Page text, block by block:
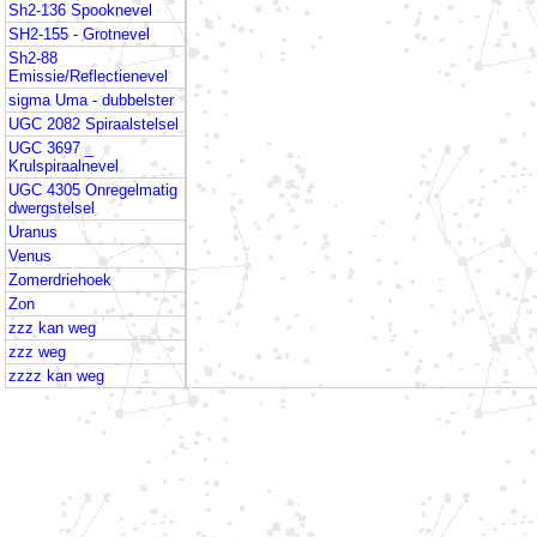
Sh2-136 Spooknevel
SH2-155 - Grotnevel
Sh2-88
Emissie/Reflectienevel
sigma Uma - dubbelster
UGC 2082 Spiraalstelsel
UGC 3697 _
Krulspiraalnevel
UGC 4305 Onregelmatig
dwergstelsel
Uranus
Venus
Zomerdriehoek
Zon
zzz kan weg
zzz weg
zzzz kan weg